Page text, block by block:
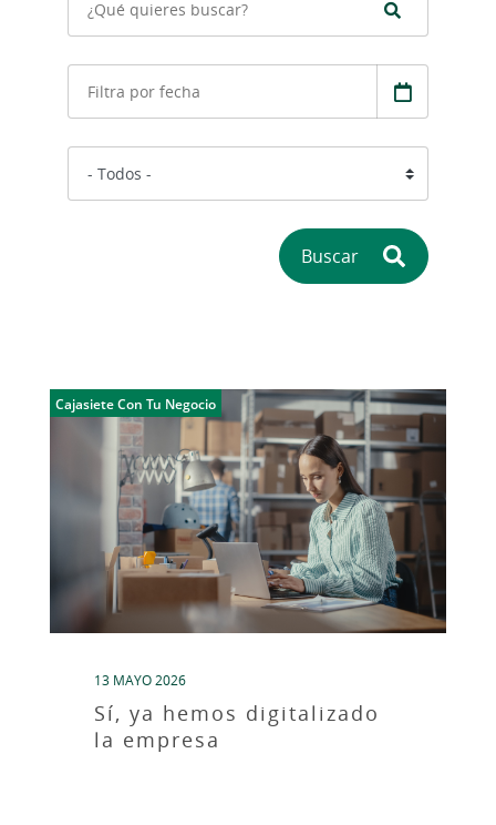
Buscar
Cajasiete Con Tu Negocio
13 MAYO 2026
Sí, ya hemos digitalizado
la empresa